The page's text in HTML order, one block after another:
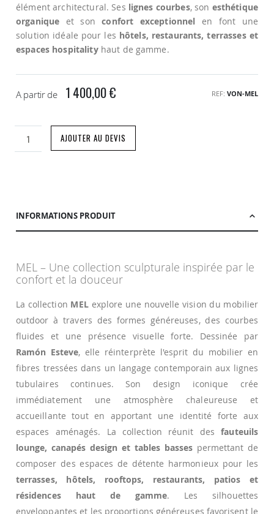
élément architectural. Ses lignes courbes, son esthétique
organique et sonconfort exceptionnel en font une
solution idéale pour les hôtels, restaurants, terrasses et
espaces hospitalityhaut de gamme.
A partir de 1 400,00 € REF VON-MEL
AJOUTER AU DEVIS
INFORMATIONS PRODUIT
MEL – Une collection sculpturale inspirée par le
confort et la douceur
La collection MELexplore une nouvelle vision du mobilier
outdoor à travers des formes généreuses, des courbes
fluides et une présence visuelle forte. Dessinée par
Ramón Esteve, elle réinterprète l'esprit du mobilier en
fibres tressées dans un langage contemporain aux lignes
tubulaires continues. Son design iconique crée
immédiatement une atmosphère chaleureuse et
accueillante tout en apportant une identité forte aux
espaces aménagés. La collection réunit desfauteuils
lounge, canapés design et tables basses permettant de
composer des espaces de détente harmonieux pour les
terrasses, hôtels, rooftops, restaurants, patios et
résidences haut de gamme. Les silhouettes
enveloppantes et les proportions généreuses favorisent le